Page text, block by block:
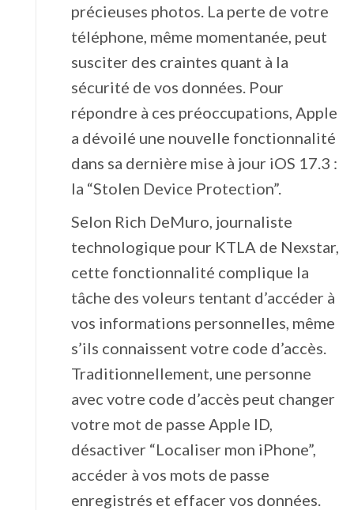
précieuses photos. La perte de votre
téléphone, même momentanée, peut
susciter des craintes quant à la
sécurité de vos données. Pour
répondre à ces préoccupations, Apple
a dévoilé une nouvelle fonctionnalité
dans sa dernière mise à jour iOS 17.3 :
la “Stolen Device Protection”.
Selon Rich DeMuro, journaliste
technologique pour KTLA de Nexstar,
cette fonctionnalité complique la
tâche des voleurs tentant d’accéder à
vos informations personnelles, même
s’ils connaissent votre code d’accès.
Traditionnellement, une personne
avec votre code d’accès peut changer
votre mot de passe Apple ID,
désactiver “Localiser mon iPhone”,
accéder à vos mots de passe
enregistrés et effacer vos données.